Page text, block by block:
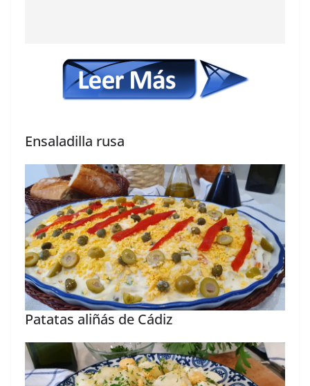
Ensaladilla rusa
Patatas aliñás de Cádiz